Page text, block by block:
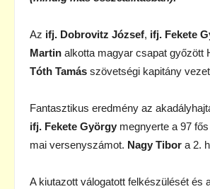
Az ifj. Dobrovitz József, ifj. Fekete
Martin alkotta magyar csapat győzött
Tóth Tamás szövetségi kapitány
Fantasztikus eredmény az
ifj. Fekete György megnyerte a 97
mai versenyszámot. Nagy Tibor a 2.
A kiutazott válogatott felkészülését és